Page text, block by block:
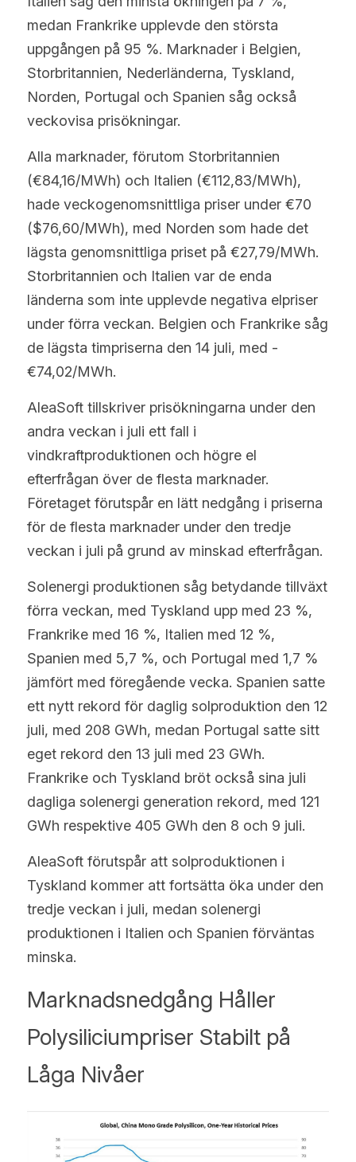
medan Frankrike upplevde den största
uppgången på 95 %. Marknader i Belgien,
Storbritannien, Nederländerna, Tyskland,
Norden, Portugal och Spanien såg också
veckovisa prisökningar.
Alla marknader, förutom Storbritannien
(€84,16/MWh) och Italien (€112,83/MWh),
hade veckogenomsnittliga priser under €70
($76,60/MWh), med Norden som hade det
lägsta genomsnittliga priset på €27,79/MWh.
Storbritannien och Italien var de enda
länderna som inte upplevde negativa elpriser
under förra veckan. Belgien och Frankrike såg
de lägsta timpriserna den 14 juli, med -
€74,02/MWh.
AleaSoft tillskriver prisökningarna under den
andra veckan i juli ett fall i
vindkraftproduktionen och högre el
efterfrågan över de flesta marknader.
Företaget förutspår en lätt nedgång i priserna
för de flesta marknader under den tredje
veckan i juli på grund av minskad efterfrågan.
Solenergi produktionen såg betydande tillväxt
förra veckan, med Tyskland upp med 23 %,
Frankrike med 16 %, Italien med 12 %,
Spanien med 5,7 %, och Portugal med 1,7 %
jämfört med föregående vecka. Spanien satte
ett nytt rekord för daglig solproduktion den 12
juli, med 208 GWh, medan Portugal satte sitt
eget rekord den 13 juli med 23 GWh.
Frankrike och Tyskland bröt också sina juli
dagliga solenergi generation rekord, med 121
GWh respektive 405 GWh den 8 och 9 juli.
AleaSoft förutspår att solproduktionen i
Tyskland kommer att fortsätta öka under den
tredje veckan i juli, medan solenergi
produktionen i Italien och Spanien förväntas
minska.
Marknadsnedgång Håller
Polysiliciumpriser Stabilt på
Låga Nivåer